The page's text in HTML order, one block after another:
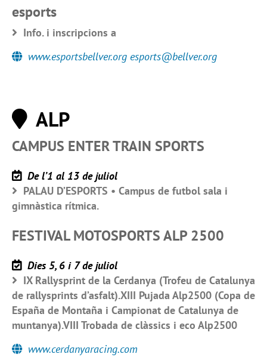
esports
Info. i inscripcions a
www.esportsbellver.org esports@bellver.org
ALP
CAMPUS ENTER TRAIN SPORTS
De l’1 al 13 de juliol
PALAU D’ESPORTS • Campus de futbol sala i
gimnàstica rítmica.
FESTIVAL MOTOSPORTS ALP 2500
Dies 5, 6 i 7 de juliol
IX Rallysprint de la Cerdanya (Trofeu de Catalunya
de rallysprints d’asfalt).XIII Pujada Alp2500 (Copa de
España de Montaña i Campionat de Catalunya de
muntanya).VIII Trobada de clàssics i eco Alp2500
www.cerdanyaracing.com